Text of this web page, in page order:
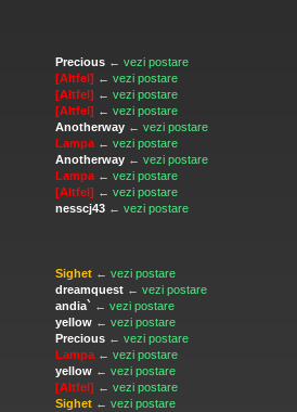
Precious ←vezi postare
[Altfel] ←vezi postare
[Altfel] ←vezi postare
[Altfel] ←vezi postare
Anotherway ←vezi postare
Lampa ←vezi postare
Anotherway ←vezi postare
Lampa ←vezi postare
[Altfel] ←vezi postare
nesscj43 ←vezi postare
Sighet ←vezi postare
dreamquest ←vezi postare
andia` ←vezi postare
yellow ←vezi postare
Precious ←vezi postare
Lampa ←vezi postare
yellow ←vezi postare
[Altfel] ←vezi postare
Sighet ←vezi postare